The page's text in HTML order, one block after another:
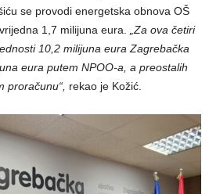
se provodi energetska obnova OŠ
1,7 milijuna eura.
„Za ova četiri
10,2 milijuna eura Zagrebačka
eura putem NPOO-a, a preostalih
proračunu“, rekao je Kožić.